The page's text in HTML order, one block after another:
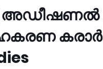
കരാർ